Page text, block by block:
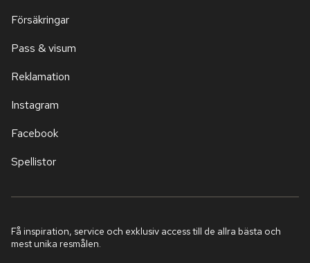
Försäkringar
Pass & visum
Reklamation
Instagram
Facebook
Spellistor
Få inspiration, service och exklusiv access till de allra bästa och
mest unika resmålen.